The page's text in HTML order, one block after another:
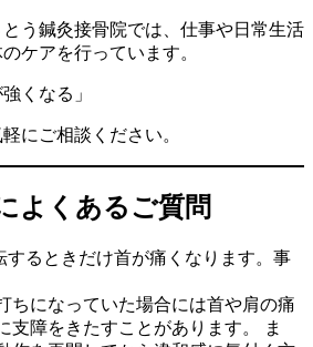
う鍼灸接骨院では、仕事や日常生活
ケアを行っています。
くなる」
にご相談ください。
よくあるご質問
するときだけ首が痛くなります。事
ちになっていた場合には首や肩の痛
支障をきたすことがあります。 ま